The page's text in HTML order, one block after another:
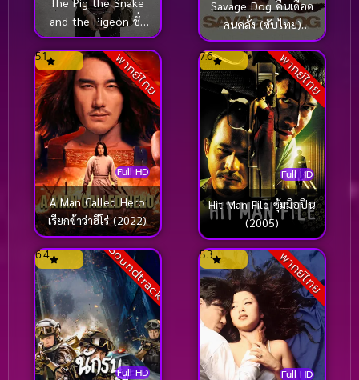
and the Pigeon ชั่ว
เลว เหี้ยม (2023)
Savage Dog คืนเดือด
คนคลั่ง (ซับไทย)
(2017)
พากย์ไทย
Full HD
5.1
A Man Called Hero
เรียกข้าว่าฮีโร่ (2022)
พากย์ไทย
Full HD
7.6
Hit Man File ซุ้มมือปืน
(2005)
Soundtrack
Full HD
6.4 พากย์ไทย
Full HD
5.3